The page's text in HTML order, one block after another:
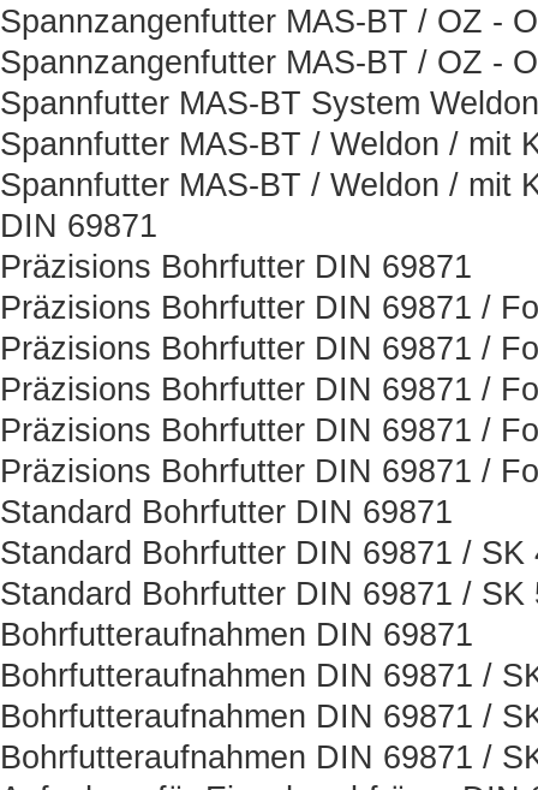
Spannzangenfutter MAS-BT / OZ -
Spannzangenfutter MAS-BT / OZ -
Spannfutter MAS-BT System
Spannfutter MAS-BT / Weldon / mit
Spannfutter MAS-BT / Weldon / mit
DIN 69871
Präzisions Bohrfutter DIN 69871
Präzisions Bohrfutter DIN 69871 /
Präzisions Bohrfutter DIN 69871 /
Präzisions Bohrfutter DIN 69871 /
Präzisions Bohrfutter DIN 69871 /
Präzisions Bohrfutter DIN 69871 /
Standard Bohrfutter DIN 69871
Standard Bohrfutter DIN 69871 / SK
Standard Bohrfutter DIN 69871 / SK
Bohrfutteraufnahmen DIN 69871
Bohrfutteraufnahmen DIN 69871 /
Bohrfutteraufnahmen DIN 69871 /
Bohrfutteraufnahmen DIN 69871 /